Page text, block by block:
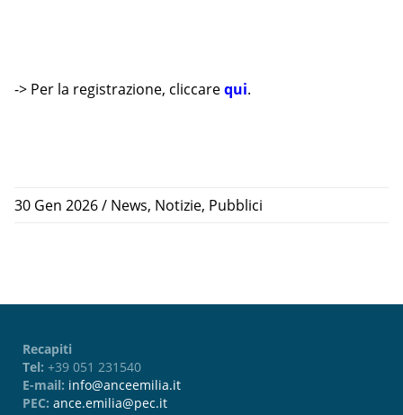
-> Per la registrazione, cliccarequi.
30 Gen 2026/ News, Notizie, Pubblici
Recapiti
Tel: +39 051 231540
E-mail: info@anceemilia.it
PEC: ance.emilia@pec.it